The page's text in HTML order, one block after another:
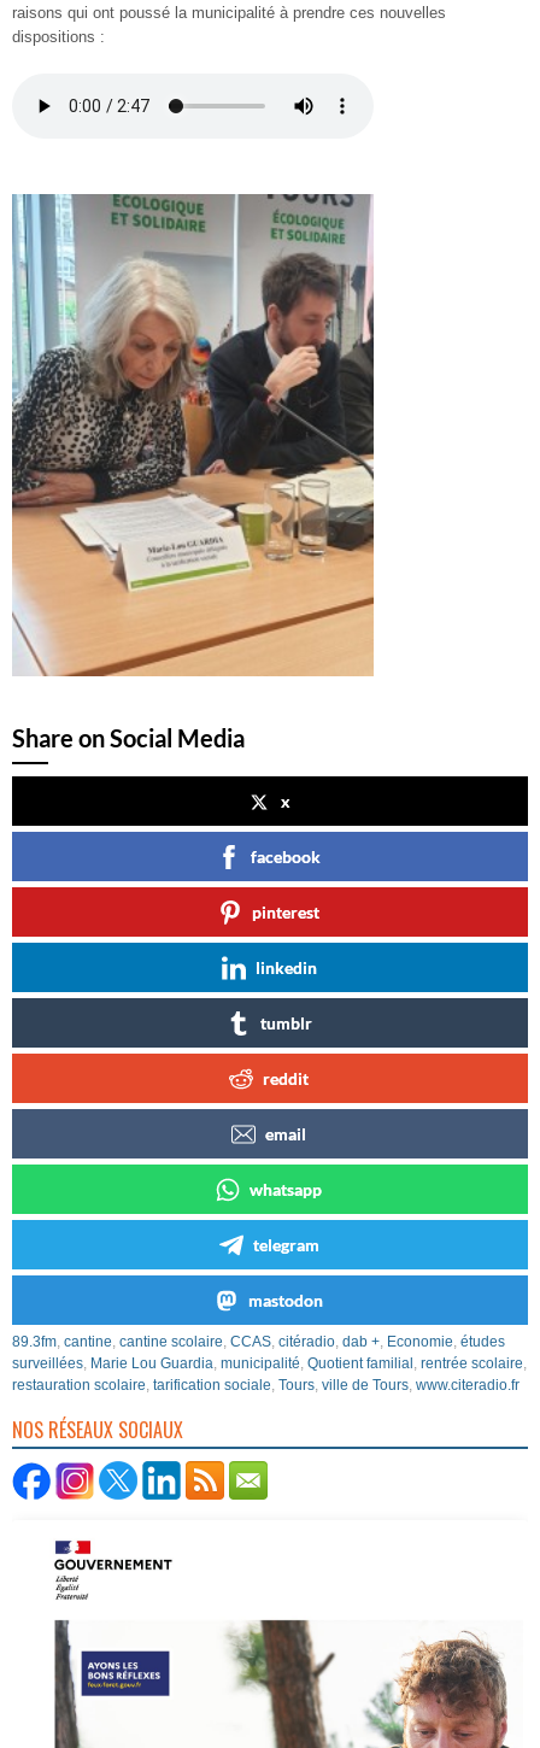
raisons qui ont poussé la municipalité à prendre ces nouvelles
dispositions :
Share on Social Media
x
facebook
pinterest
linkedin
tumblr
reddit
email
whatsapp
telegram
mastodon
89.3fm, cantine, cantine scolaire, CCAS, citéradio, dab +, Economie, études
surveillées, Marie Lou Guardia, municipalité, Quotient familial , rentrée scolaire,
restauration scolaire, tarification sociale, Tours, ville de Tours, www.citeradio.fr
NOS RÉSEAUX SOCIAUX